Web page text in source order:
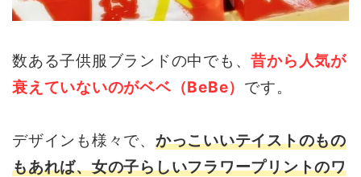
数ある子供服ブランドの中でも、昔から人気が
衰えていないのがベベ（BeBe） です。
デザインも様々で、 かっこいいテイストのもの
もあれば、女の子らしいフラワープリントのワ